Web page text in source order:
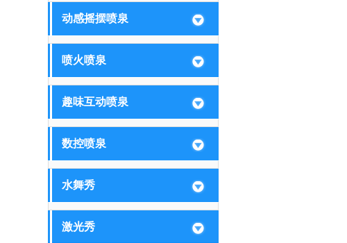
动感摇摆喷泉
喷火喷泉
趣味互动喷泉
数控喷泉
水舞秀
激光秀